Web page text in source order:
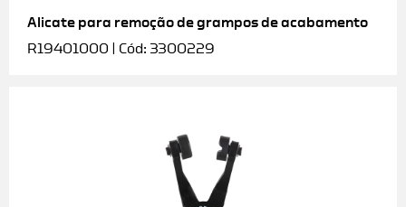
Alicate para remoção de grampos de acabamento
R19401000 | Cód: 3300229